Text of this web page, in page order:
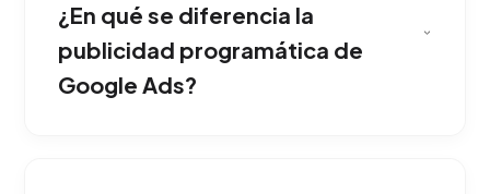
¿En qué se diferencia la
publicidad programática de
Google Ads?